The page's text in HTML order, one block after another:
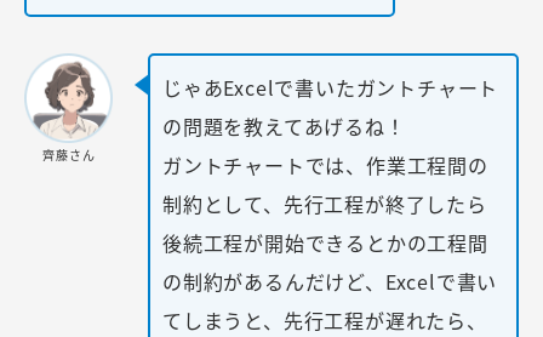
齊藤さん
じゃあExcelで書いたガントチャート
の問題を教えてあげるね！
ガントチャートでは、作業工程間の
制約として、先行工程が終了したら
後続工程が開始できるとかの工程間
の制約があるんだけど、Excelで書い
てしまうと、先行工程が遅れたら、